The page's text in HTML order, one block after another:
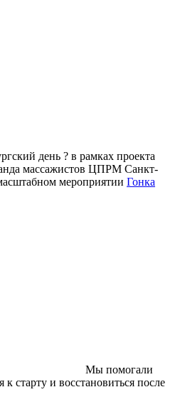
день ? в рамках проекта
массажистов ЦПРМ Санкт-
мероприятии Гонка
Мы помогали
старту и восстановиться после